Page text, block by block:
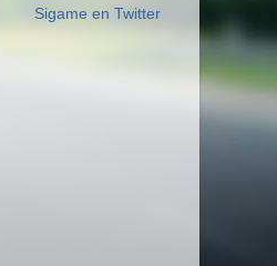
Sigame en Twitter